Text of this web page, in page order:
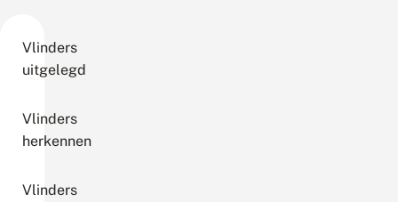
Vlinders
uitgelegd
Vlinders
herkennen
Vlinders